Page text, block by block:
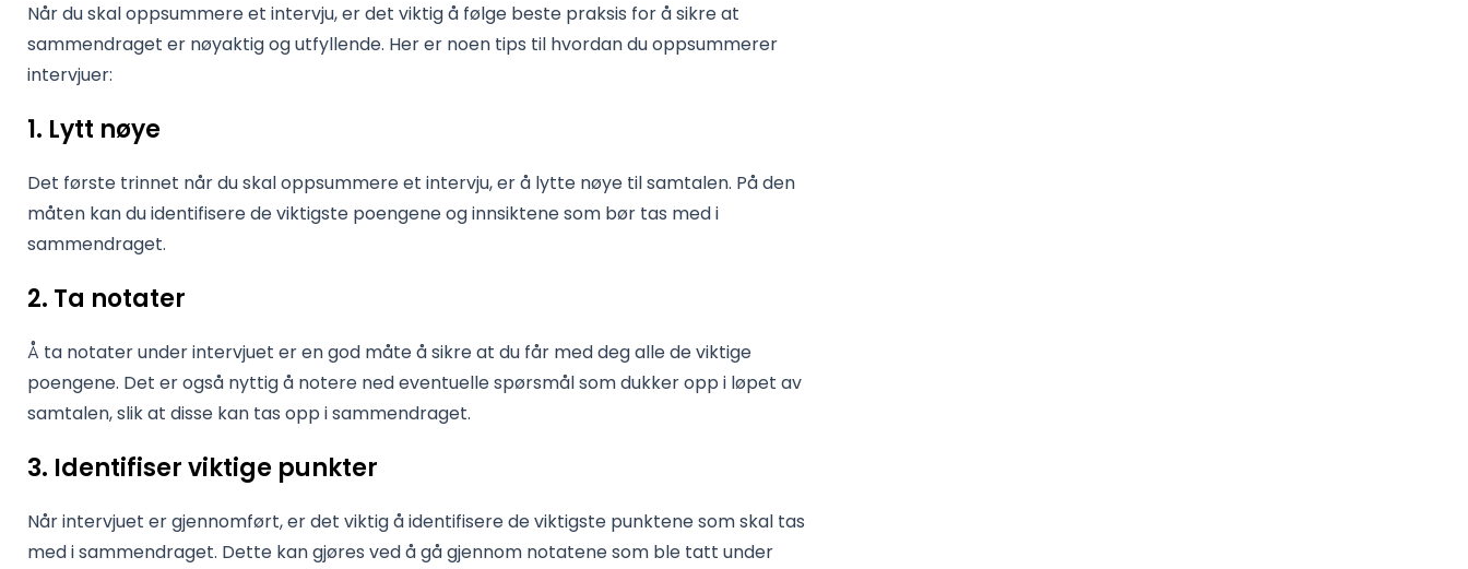
Når du skal oppsummere et intervju, er det viktig å følge beste praksis for å sikre at
sammendraget er nøyaktig og utfyllende. Her er noen tips til hvordan du oppsummerer
intervjuer:
1. Lytt nøye
Det første trinnet når du skal oppsummere et intervju, er å lytte nøye til samtalen. På den
måten kan du identifisere de viktigste poengene og innsiktene som bør tas med i
sammendraget.
2. Ta notater
Å ta notater under intervjuet er en god måte å sikre at du får med deg alle de viktige
poengene. Det er også nyttig å notere ned eventuelle spørsmål som dukker opp i løpet av
samtalen, slik at disse kan tas opp i sammendraget.
3. Identifiser viktige punkter
Når intervjuet er gjennomført, er det viktig å identifisere de viktigste punktene som skal tas
med i sammendraget. Dette kan gjøres ved å gå gjennom notatene som ble tatt under